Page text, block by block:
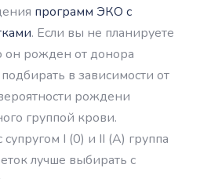
программ ЭКО с
. Если вы не планируете
он рожден от донора
в зависимости от
рождени
группой крови.
I (0) и II (А) группа
лучше выбирать с